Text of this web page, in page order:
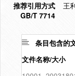
推荐引用方式
GB/T 7714
王
条目包含的
文件名称/大小